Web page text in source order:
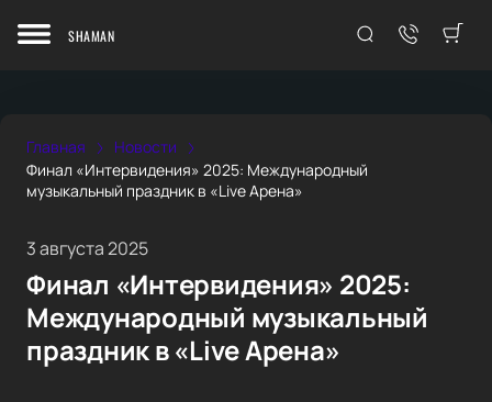
SHAMAN
Главная
Новости
Финал «Интервидения» 2025: Международный
музыкальный праздник в «Live Арена»
3 августа 2025
Финал «Интервидения» 2025:
Международный музыкальный
праздник в «Live Арена»